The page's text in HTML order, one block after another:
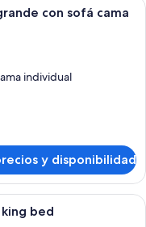
con sofá cama
individual
y disponibilidad
de hotel con una
bed